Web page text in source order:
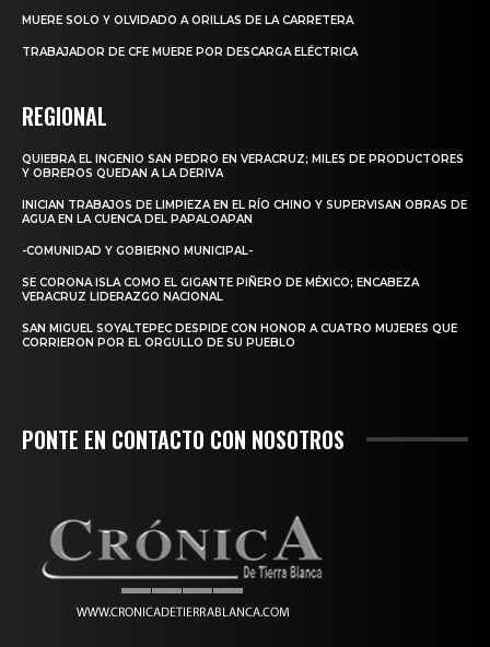
MUERE SOLO Y OLVIDADO A ORILLAS DE LA CARRETERA
TRABAJADOR DE CFE MUERE POR DESCARGA ELÉCTRICA
REGIONAL
QUIEBRA EL INGENIO SAN PEDRO EN VERACRUZ; MILES DE PRODUCTORES
Y OBREROS QUEDAN A LA DERIVA
INICIAN TRABAJOS DE LIMPIEZA EN EL RÍO CHINO Y SUPERVISAN OBRAS DE
AGUA EN LA CUENCA DEL PAPALOAPAN
-COMUNIDAD Y GOBIERNO MUNICIPAL-
SE CORONA ISLA COMO EL GIGANTE PIÑERO DE MÉXICO; ENCABEZA
VERACRUZ LIDERAZGO NACIONAL
SAN MIGUEL SOYALTEPEC DESPIDE CON HONOR A CUATRO MUJERES QUE
CORRIERON POR EL ORGULLO DE SU PUEBLO
PONTE EN CONTACTO CON NOSOTROS